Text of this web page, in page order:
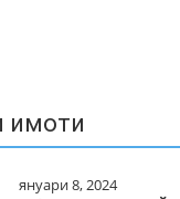
имоти
януари 8, 2024